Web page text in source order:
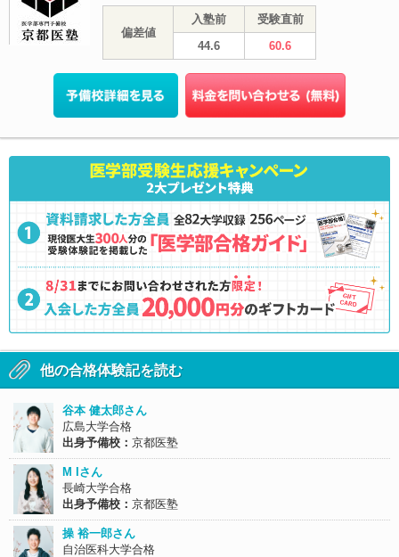
偏差値
入塾前
受験直前
44.6
60.6
他の合格体験記を読む
谷本 健太郎さん
広島大学合格
出身予備校： 京都医塾
M Iさん
長崎大学合格
出身予備校： 京都医塾
操 裕一郎さん
自治医科大学合格